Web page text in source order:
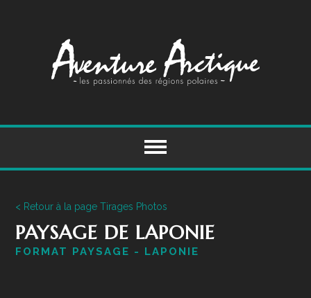
content
< Retour à la page Tirages Photos
PAYSAGE DE LAPONIE
FORMAT PAYSAGE - LAPONIE